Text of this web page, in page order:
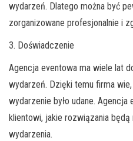
wydarzeń. Dlatego można być
zorganizowane profesjonalnie i
3. Doświadczenie
Agencja eventowa ma wiele lat
wydarzeń. Dzięki temu firma
wydarzenie było udane.
klientowi, jakie rozwiązania
wydarzenia.